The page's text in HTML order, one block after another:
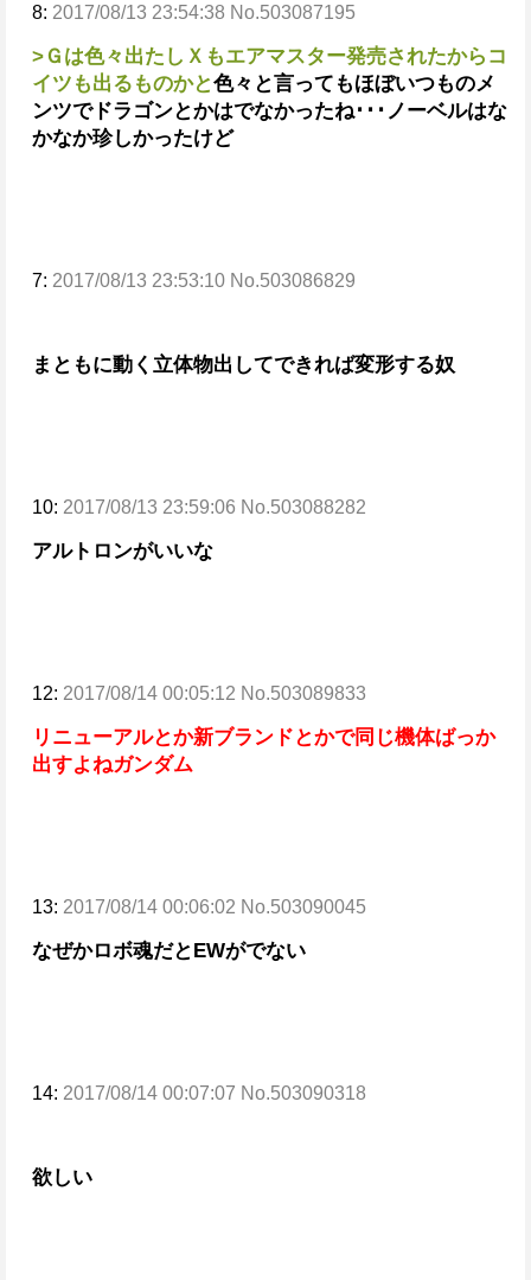
8: 2017/08/13 23:54:38 No.503087195
>Ｇは色々出たしＸもエアマスター発売されたからコ
イツも出るものかと色々と言ってもほぼいつものメ
ンツでドラゴンとかはでなかったね･･･ ノーベルはな
かなか珍しかったけど
7: 2017/08/13 23:53:10 No.503086829
まともに動く立体物出してできれば変形する奴
10: 2017/08/13 23:59:06 No.503088282
アルトロンがいいな
12: 2017/08/14 00:05:12 No.503089833
リニューアルとか新ブランドとかで同じ機体ばっか
出すよねガンダム
13: 2017/08/14 00:06:02 No.503090045
なぜかロボ魂だとEWがでない
14: 2017/08/14 00:07:07 No.503090318
欲しい